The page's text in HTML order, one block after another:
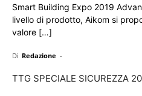
Smart Building Expo 2019
livello di prodotto, Aikom si
valore […]
Di Redazione -
TTG SPECIALE SICUREZZA